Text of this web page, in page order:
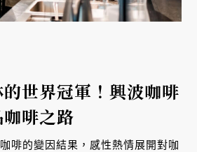
世界冠軍！興波咖啡
啡之路
啡的變因結果，感性熱情展開對咖